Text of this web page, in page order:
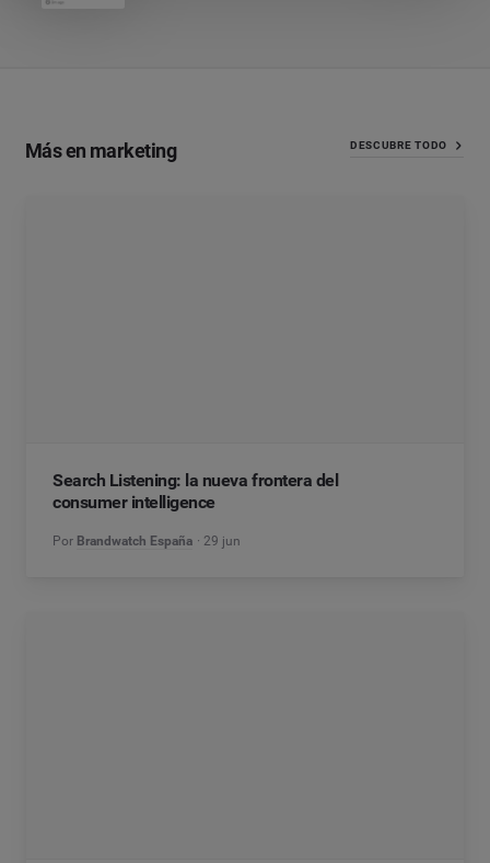
Más en marketing DESCUBRE TODO
Search Listening: la nueva frontera del
consumer intelligence
Por Brandwatch España 29 jun